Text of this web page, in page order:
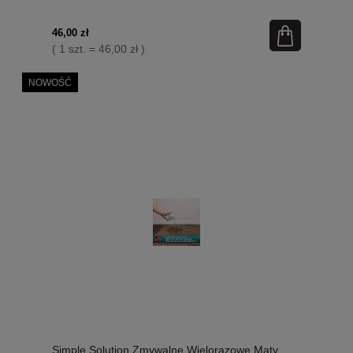
46,00 zł
( 1 szt. = 46,00 zł )
Simple Solution Zmywalne Wielorazowe Maty
NOWOŚĆ